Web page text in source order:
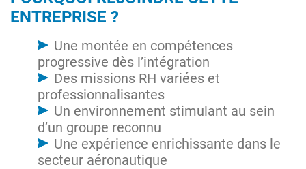
ENTREPRISE ?
Une montée en compétences
progressive dès l’intégration
Des missions RH variées et
professionnalisantes
Un environnement stimulant au sein
d’un groupe reconnu
Une expérience enrichissante dans le
secteur aéronautique